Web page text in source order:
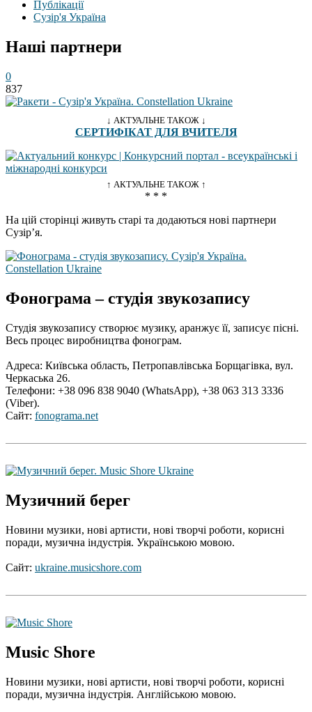
Публікації
Сузір'я Україна
Наші партнери
0
837
↓ АКТУАЛЬНЕ ТАКОЖ ↓
СЕРТИФІКАТ ДЛЯ ВЧИТЕЛЯ
↑ АКТУАЛЬНЕ ТАКОЖ ↑
* * *
На цій сторінці живуть старі та додаються нові партнери
Сузір’я.
Фонограма – студія звукозапису
Студія звукозапису створює музику, аранжує її, записує пісні.
Весь процес виробництва фонограм.
Адреса: Київська область, Петропавлівська Борщагівка, вул.
Черкаська 26.
Телефони: +38 096 838 9040 (WhatsApp), +38 063 313 3336
(Viber).
Сайт: fonograma.net
Музичний берег
Новини музики, нові артисти, нові творчі роботи, корисні
поради, музична індустрія. Українською мовою.
Сайт: ukraine.musicshore.com
Music Shore
Новини музики, нові артисти, нові творчі роботи, корисні
поради, музична індустрія. Англійською мовою.